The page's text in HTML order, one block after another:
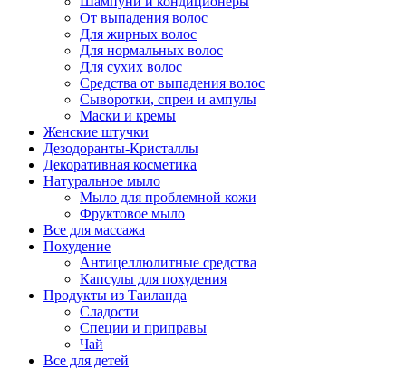
От выпадения волос
Для жирных волос
Для нормальных волос
Для сухих волос
Средства от выпадения волос
Сыворотки, спреи и ампулы
Маски и кремы
Женские штучки
Дезодоранты-Кристаллы
Декоративная косметика
Натуральное мыло
Мыло для проблемной кожи
Фруктовое мыло
Все для массажа
Похудение
Антицеллюлитные средства
Капсулы для похудения
Продукты из Таиланда
Сладости
Специи и приправы
Чай
Все для детей